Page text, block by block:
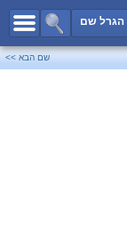
הגרל שם
כל השמות
שמות לבנים
שם הבא >>